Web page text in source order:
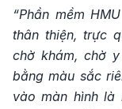
“Phần mềm
thân thiện, trực
chờ khám, chờ
bằng màu sắc
vào màn hình là